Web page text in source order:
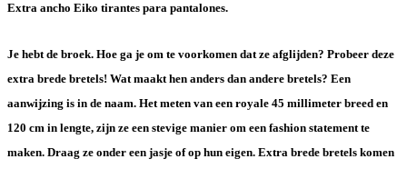
Extra ancho Eiko tirantes para pantalones.
Je hebt de broek. Hoe ga je om te voorkomen dat ze afglijden? Probeer deze
extra brede bretels! Wat maakt hen anders dan andere bretels? Een
aanwijzing is in de naam. Het meten van een royale 45 millimeter breed en
120 cm in lengte, zijn ze een stevige manier om een fashion statement te
maken. Draag ze onder een jasje of op hun eigen. Extra brede bretels komen